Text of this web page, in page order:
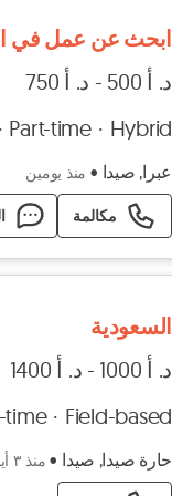
ابحث عن عمل في المحاسبة
د. أ 500 - د. أ 750
Part-time Hybrid
عبرا, صيدا • منذ يومين
مكالمة
السعودية
د. أ 1000 - د. أ 1400
time Field-based
حارة صيدا, صيدا • منذ ٣ أيام